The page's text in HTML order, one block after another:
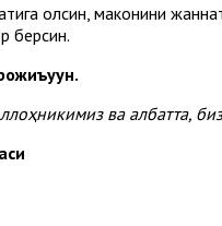
олсин, маконини
берсин.
ва албатта,